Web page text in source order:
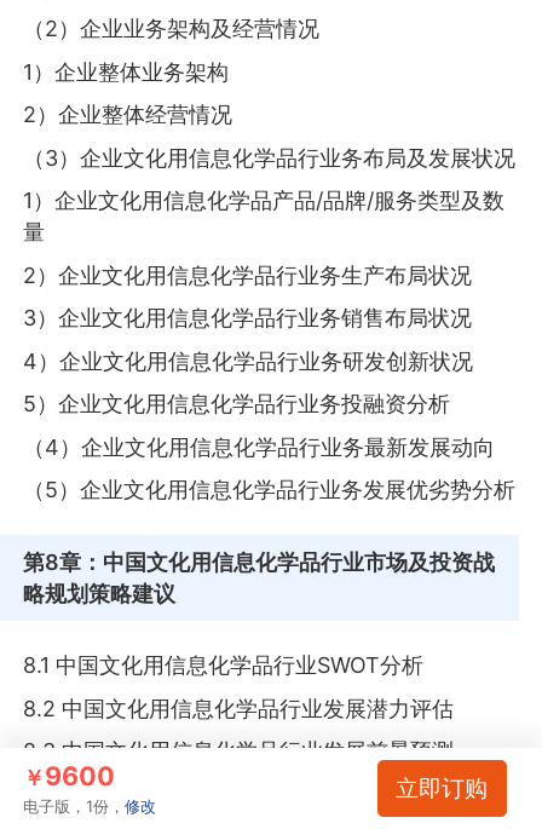
（2）企业业务架构及经营情况
1）企业整体业务架构
2）企业整体经营情况
（3）企业文化用信息化学品行业务布局及发展状况
1）企业文化用信息化学品产品/品牌/服务类型及数
量
2）企业文化用信息化学品行业务生产布局状况
3）企业文化用信息化学品行业务销售布局状况
4）企业文化用信息化学品行业务研发创新状况
5）企业文化用信息化学品行业务投融资分析
（4）企业文化用信息化学品行业务最新发展动向
（5）企业文化用信息化学品行业务发展优劣势分析
第8章 ：中国文化用信息化学品行业市场及投资战
略规划策略建议
8.1 中国文化用信息化学品行业SWOT分析
8.2 中国文化用信息化学品行业发展潜力评估
8.3 中国文化用信息化学品行业发展前景预测
8.4 中国文化用信息化学品行业发展趋势预判
￥9600
电子版，1份，修改
立即订购